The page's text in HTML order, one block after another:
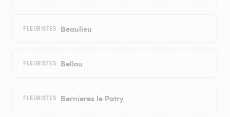
FLEURISTES Beaulieu
FLEURISTES Bellou
FLEURISTES Bernieres le Patry